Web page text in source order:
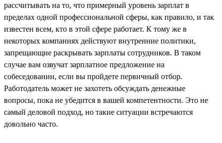
рассчитывать на то, что примерный уровень зарплат в
пределах одной профессиональной сферы, как правило, и так
известен всем, кто в этой сфере работает. К тому же в
некоторых компаниях действуют внутренние политики,
запрещающие раскрывать зарплаты сотрудников. В таком
случае вам озвучат зарплатное предложение на
собеседовании, если вы пройдете первичный отбор.
Работодатель может не захотеть обсуждать денежные
вопросы, пока не убедится в вашей компетентности. Это не
самый деловой подход, но такие ситуации встречаются
довольно часто.